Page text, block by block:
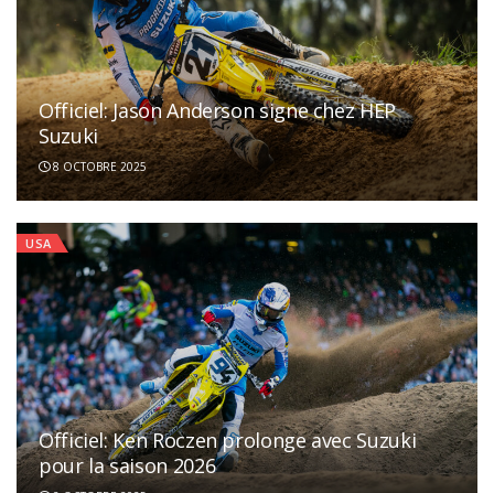
Officiel: Jason Anderson signe chez HEP
Suzuki
8 OCTOBRE 2025
USA
Officiel: Ken Roczen prolonge avec Suzuki
pour la saison 2026